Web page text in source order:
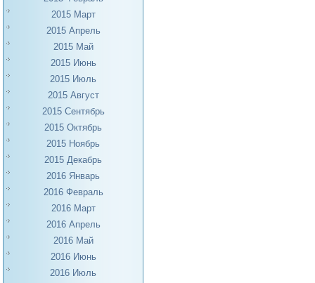
2015 Март
2015 Апрель
2015 Май
2015 Июнь
2015 Июль
2015 Август
2015 Сентябрь
2015 Октябрь
2015 Ноябрь
2015 Декабрь
2016 Январь
2016 Февраль
2016 Март
2016 Апрель
2016 Май
2016 Июнь
2016 Июль